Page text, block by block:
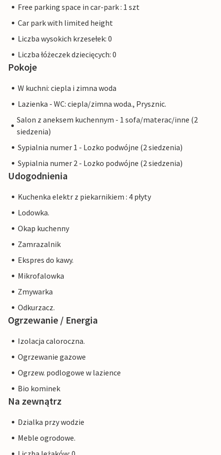
Free parking space in car-park : 1 szt
Car park with limited height
Liczba wysokich krzesełek: 0
Liczba łóżeczek dziecięcych: 0
Pokoje
W kuchni: ciepla i zimna woda
Lazienka - WC: ciepla/zimna woda., Prysznic.
Salon z aneksem kuchennym - 1 sofa/materac/inne (2
siedzenia)
Sypialnia numer 1 - Lozko podwójne (2 siedzenia)
Sypialnia numer 2 - Lozko podwójne (2 siedzenia)
Udogodnienia
Kuchenka elektr z piekarnikiem : 4 płyty
Lodowka.
Okap kuchenny
Zamrazalnik
Ekspres do kawy.
Mikrofalowka
Zmywarka
Odkurzacz.
Ogrzewanie / Energia
Izolacja caloroczna.
Ogrzewanie gazowe
Ogrzew. podlogowe w lazience
Bio kominek
Na zewnątrz
Dzialka przy wodzie
Meble ogrodowe.